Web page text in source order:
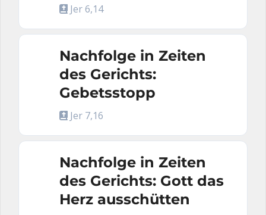
Jer 6,14
Nachfolge in Zeiten
des Gerichts:
Gebetsstopp
Jer 7,16
Nachfolge in Zeiten
des Gerichts: Gott das
Herz ausschütten